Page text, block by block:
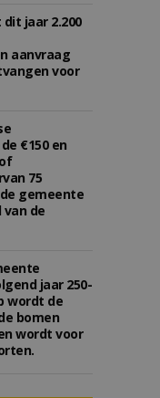
jaar 2.200
aanvraag
voor
€150 en
75
gemeente
de
jaar 250-
wordt de
bomen
wordt voor